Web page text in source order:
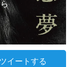
ツイートする